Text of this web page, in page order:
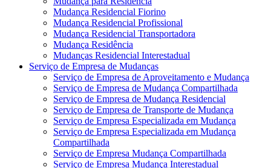
Mudança Residencial Fiorino
Mudança Residencial Profissional
Mudança Residencial Transportadora
Mudança Residência
Mudanças Residencial Interestadual
Serviço de Empresa de Mudanças
Serviço de Empresa de Aproveitamento e Mudança
Serviço de Empresa de Mudança Compartilhada
Serviço de Empresa de Mudança Residencial
Serviço de Empresa de Transporte de Mudança
Serviço de Empresa Especializada em Mudança
Serviço de Empresa Especializada em Mudança
Compartilhada
Serviço de Empresa Mudança Compartilhada
Serviço de Empresa Mudança Interestadual